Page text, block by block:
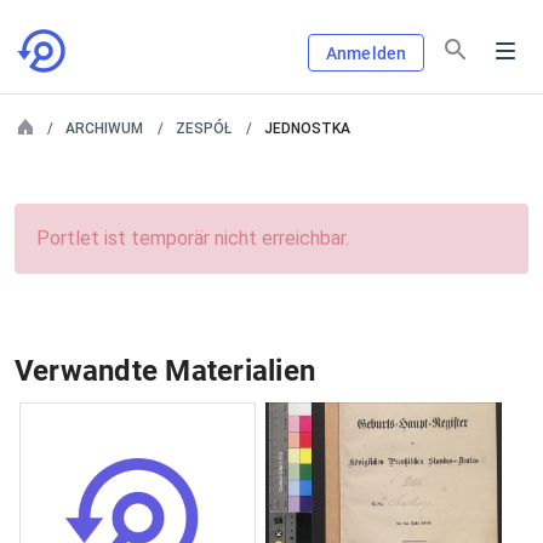
Anmelden
ARCHIWUM ZESPÓŁ JEDNOSTKA
Portlet ist temporär nicht erreichbar.
Verwandte Materialien